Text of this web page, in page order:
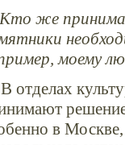
же
моему
отделах
в